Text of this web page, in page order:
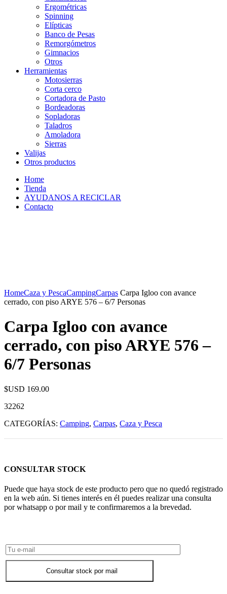
Ergométricas
Spinning
Elípticas
Banco de Pesas
Remorgómetros
Gimnacios
Otros
Herramientas
Motosierras
Corta cerco
Cortadora de Pasto
Bordeadoras
Sopladoras
Taladros
Amoladora
Sierras
Valijas
Otros productos
Home
Tienda
AYUDANOS A RECICLAR
Contacto
HomeCaza y PescaCampingCarpas Carpa Igloo con avance
cerrado, con piso ARYE 576 – 6/7 Personas
Carpa Igloo con avance
cerrado, con piso ARYE 576 –
6/7 Personas
$USD 169.00
32262
CATEGORÍAS: Camping, Carpas, Caza y Pesca
CONSULTAR STOCK
Puede que haya stock de este producto pero que no quedó registrado
en la web aún. Si tienes interés en él puedes realizar una consulta
por whatsapp o por mail y te confirmaremos a la brevedad.
Consultar stock por mail